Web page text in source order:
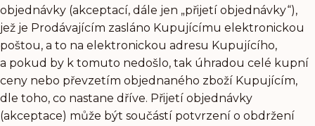
objednávky (akceptací, dále jen „přijetí objednávky“),
jež je Prodávajícím zasláno Kupujícímu elektronickou
poštou, a to na elektronickou adresu Kupujícího,
a pokud by k tomuto nedošlo, tak úhradou celé kupní
ceny nebo převzetím objednaného zboží Kupujícím,
dle toho, co nastane dříve. Přijetí objednávky
(akceptace) může být součástí potvrzení o obdržení